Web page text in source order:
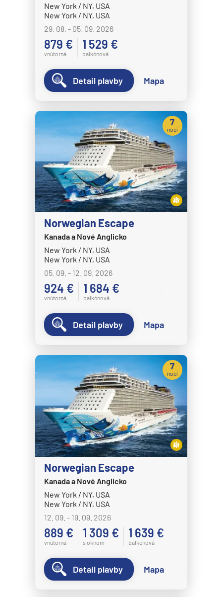
New York / NY, USA
New York / NY, USA
29. 08. - 05. 09. 2026
879 €
vnútorná
1 529 €
balkónová
Detail plavby Mapa
Norwegian Escape
Kanada a Nové Anglicko
New York / NY, USA
New York / NY, USA
05. 09. - 12. 09. 2026
924 €
vnútorná
1 684 €
balkónová
7
nocí
Detail plavby Mapa
Norwegian Escape
Kanada a Nové Anglicko
New York / NY, USA
New York / NY, USA
12. 09. - 19. 09. 2026
889 €
vnútorná
1 309 €
s oknom
1 639 €
balkónová
7
nocí
Detail plavby Mapa